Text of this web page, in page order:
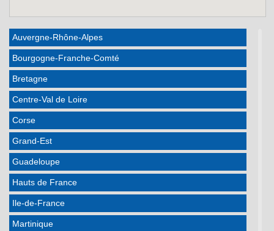
Auvergne-Rhône-Alpes
Bourgogne-Franche-Comté
Bretagne
Centre-Val de Loire
Corse
Grand-Est
Guadeloupe
Hauts de France
Ile-de-France
Martinique